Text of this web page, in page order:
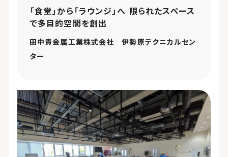
「食堂」から「ラウンジ」へ 限られたスペース
で多目的空間を創出
田中貴金属工業株式会社 伊勢原テクニカルセン
ター